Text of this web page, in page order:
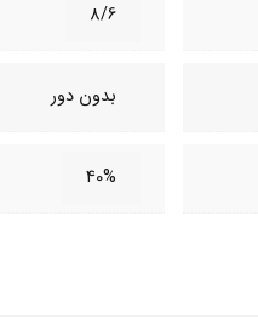
8/6
بدون دور
40%